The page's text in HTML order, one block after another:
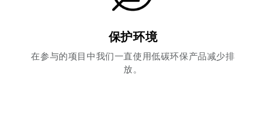
保护环境
在参与的项目中我们一直使用低碳环保产品减少排
放。